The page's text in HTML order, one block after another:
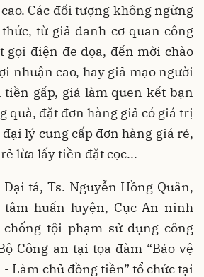
Các đối tượng không ngừng
từ giả danh cơ quan công
gọi điện đe dọa, đến mời chào
nhuận cao, hay giả mạo người
gấp, giả làm quen kết bạn
quà, đặt đơn hàng giả có giá trị
lý cung cấp đơn hàng giá rẻ,
lừa lấy tiền đặt cọc...
tá, Ts. Nguyễn Hồng Quân,
tâm huấn luyện, Cục An ninh
tội phạm sử dụng công
Công an tại tọa đàm “Bảo vệ
Làm chủ đồng tiền” tổ chức tại